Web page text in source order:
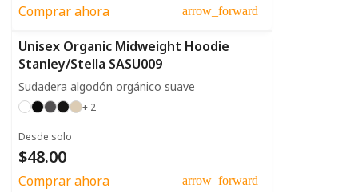
Comprar ahora arrow_forward
Unisex Organic Midweight Hoodie
Stanley/Stella SASU009
Sudadera algodón orgánico suave
+ 2
Desde solo
$48.00
Comprar ahora arrow_forward